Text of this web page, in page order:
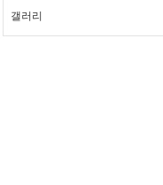
갤러리